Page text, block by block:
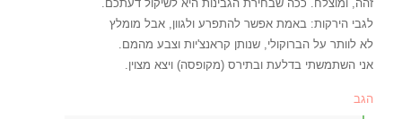
זהה, ומוצלח. ככה שבחירת הגבינות היא לשיקול דעתכם.
לגבי הירקות: באמת אפשר להתפרע ולגוון, אבל מומלץ
לא לוותר על הברוקולי, שנותן קראנצ'יות וצבע מהמם.
אני השתמשתי בדלעת ובתירס (מקופסה) ויצא מצוין.
הגב